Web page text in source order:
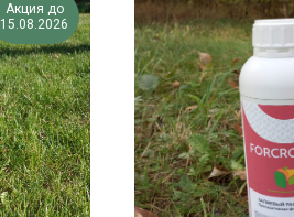
Акция до
15.08.2026